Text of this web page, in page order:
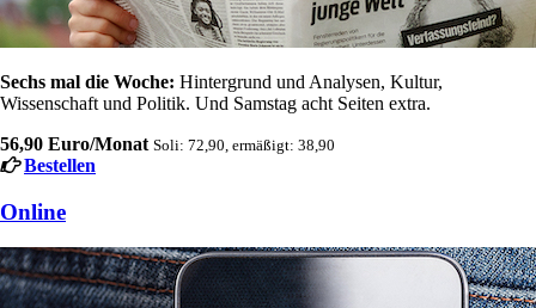
Sechs mal die Woche: Hintergrund und Analysen, Kultur,
Wissenschaft und Politik. Und Samstag acht Seiten extra.
56,90 Euro/Monat Soli: 72,90, ermäßigt: 38,90
Bestellen
Online